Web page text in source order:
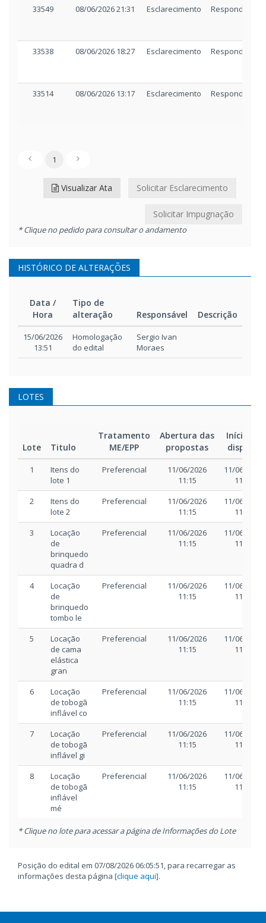
33549 08/06/2026 21:31 Esclarecimento Respondido
33538
08/06/2026 18:27 Esclarecimento Respondido
33514
08/06/2026 13:17 Esclarecimento Respondido
1
Visualizar Ata Solicitar Esclarecimento
Solicitar Impugnação
* Clique no pedido para consultar o andamento
HISTÓRICO DE ALTERAÇÕES
Data /
Hora
Tipo de
alteração
Responsável
Descrição
Data /
Hora
Tipo de
alteração
Responsável
15/06/2026
13:51
Homologação
do edital
Sergio Ivan
Moraes
LOTES
Lote Titulo
Tratamento
ME/EPP
Abertura das
propostas
Início da
disputa
1
Itens do
lote 1
Preferencial
11/06/2026
11:15
11/06/2026
11:30
2
Itens do
lote 2
Preferencial
11/06/2026
11:15
11/06/2026
11:30
3
Locação
de
brinquedo
quadra d
Preferencial
11/06/2026
11:15
11/06/2026
11:30
4
Locação
de
brinquedo
tombo le
Preferencial
11/06/2026
11:15
11/06/2026
11:30
5
Locação
de cama
elástica
gran
Preferencial
11/06/2026
11:15
11/06/2026
11:30
6
Locação
de tobogã
inflável co
Preferencial
11/06/2026
11:15
11/06/2026
11:30
7
Locação
de tobogã
inflável gi
Preferencial
11/06/2026
11:15
11/06/2026
11:30
8
Locação
de tobogã
inflável
mé
Preferencial
11/06/2026
11:15
11/06/2026
11:30
* Clique no lote para acessar a página de Informações do Lote
Posição do edital em 07/08/2026 06:05:51, para recarregar as
informações desta página [clique aqui].